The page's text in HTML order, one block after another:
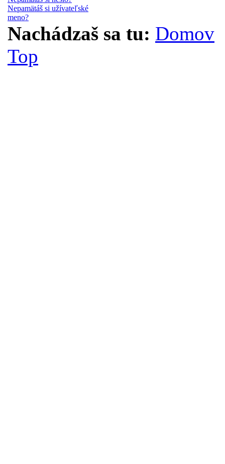
Nepamätáš si užívateľské
meno?
Nachádzaš sa tu: Domov
Top